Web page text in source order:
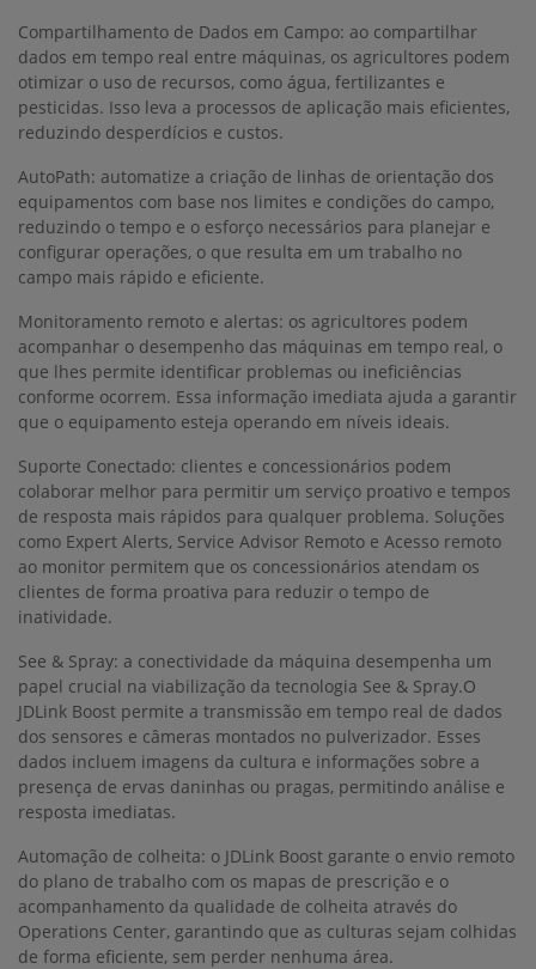
Compartilhamento de Dados em Campo: ao compartilhar
dados em tempo real entre máquinas, os agricultores podem
otimizar o uso de recursos, como água, fertilizantes e
pesticidas. Isso leva a processos de aplicação mais eficientes,
reduzindo desperdícios e custos.
AutoPath: automatize a criação de linhas de orientação dos
equipamentos com base nos limites e condições do campo,
reduzindo o tempo e o esforço necessários para planejar e
configurar operações, o que resulta em um trabalho no
campo mais rápido e eficiente.
Monitoramento remoto e alertas: os agricultores podem
acompanhar o desempenho das máquinas em tempo real, o
que lhes permite identificar problemas ou ineficiências
conforme ocorrem. Essa informação imediata ajuda a garantir
que o equipamento esteja operando em níveis ideais.
Suporte Conectado: clientes e concessionários podem
colaborar melhor para permitir um serviço proativo e tempos
de resposta mais rápidos para qualquer problema. Soluções
como Expert Alerts, Service Advisor Remoto e Acesso remoto
ao monitor permitem que os concessionários atendam os
clientes de forma proativa para reduzir o tempo de
inatividade.
See & Spray: a conectividade da máquina desempenha um
papel crucial na viabilização da tecnologia See & Spray.O
JDLink Boost permite a transmissão em tempo real de dados
dos sensores e câmeras montados no pulverizador. Esses
dados incluem imagens da cultura e informações sobre a
presença de ervas daninhas ou pragas, permitindo análise e
resposta imediatas.
Automação de colheita: o JDLink Boost garante o envio remoto
do plano de trabalho com os mapas de prescrição e o
acompanhamento da qualidade de colheita através do
Operations Center, garantindo que as culturas sejam colhidas
de forma eficiente, sem perder nenhuma área.